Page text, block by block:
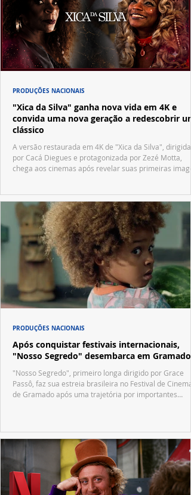
"Xica da Silva" ganha nova vida em 4K e
convida uma nova geração a redescobrir um
clássico
A versão restaurada em 4K de "Xica da Silva", dirigida
por Cacá Diegues e protagonizada por Zezé Motta,
chega aos cinemas após revelar suas primeiras
PRODUÇÕES NACIONAIS
Após conquistar festivais internacionais,
"Nosso Segredo" desembarca em Gramado
"Nosso Segredo", primeiro longa dirigido por Grace
Passô, faz sua estreia brasileira no Festival de Cinema
de Gramado após uma trajetória por importantes
PRODUÇÕES NACIONAIS